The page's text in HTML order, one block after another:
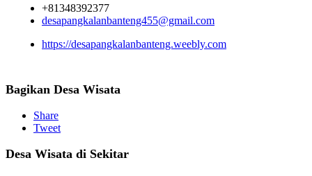
+81348392377
desapangkalanbanteng455@gmail.com
https://desapangkalanbanteng.weebly.com
Bagikan Desa Wisata
Share
Tweet
Desa Wisata di Sekitar